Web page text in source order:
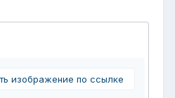
изображение по ссылке